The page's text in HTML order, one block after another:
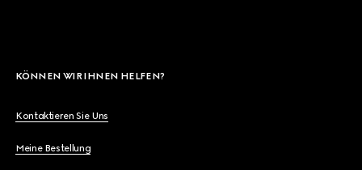
KÖNNEN WIR IHNEN HELFEN?
Kontaktieren Sie Uns
Meine Bestellung